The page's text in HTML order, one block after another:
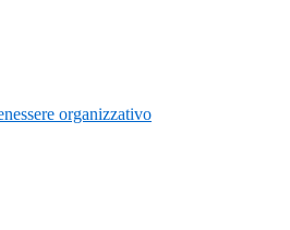
organizzativo